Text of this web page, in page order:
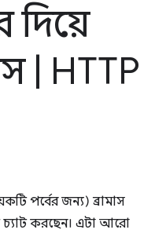
দিয়ে
HTTP
পর্বের জন্য) ব্রামাস
চ্যাট করছেন। এটা আরো